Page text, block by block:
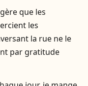
que les
les
la rue ne le
par gratitude